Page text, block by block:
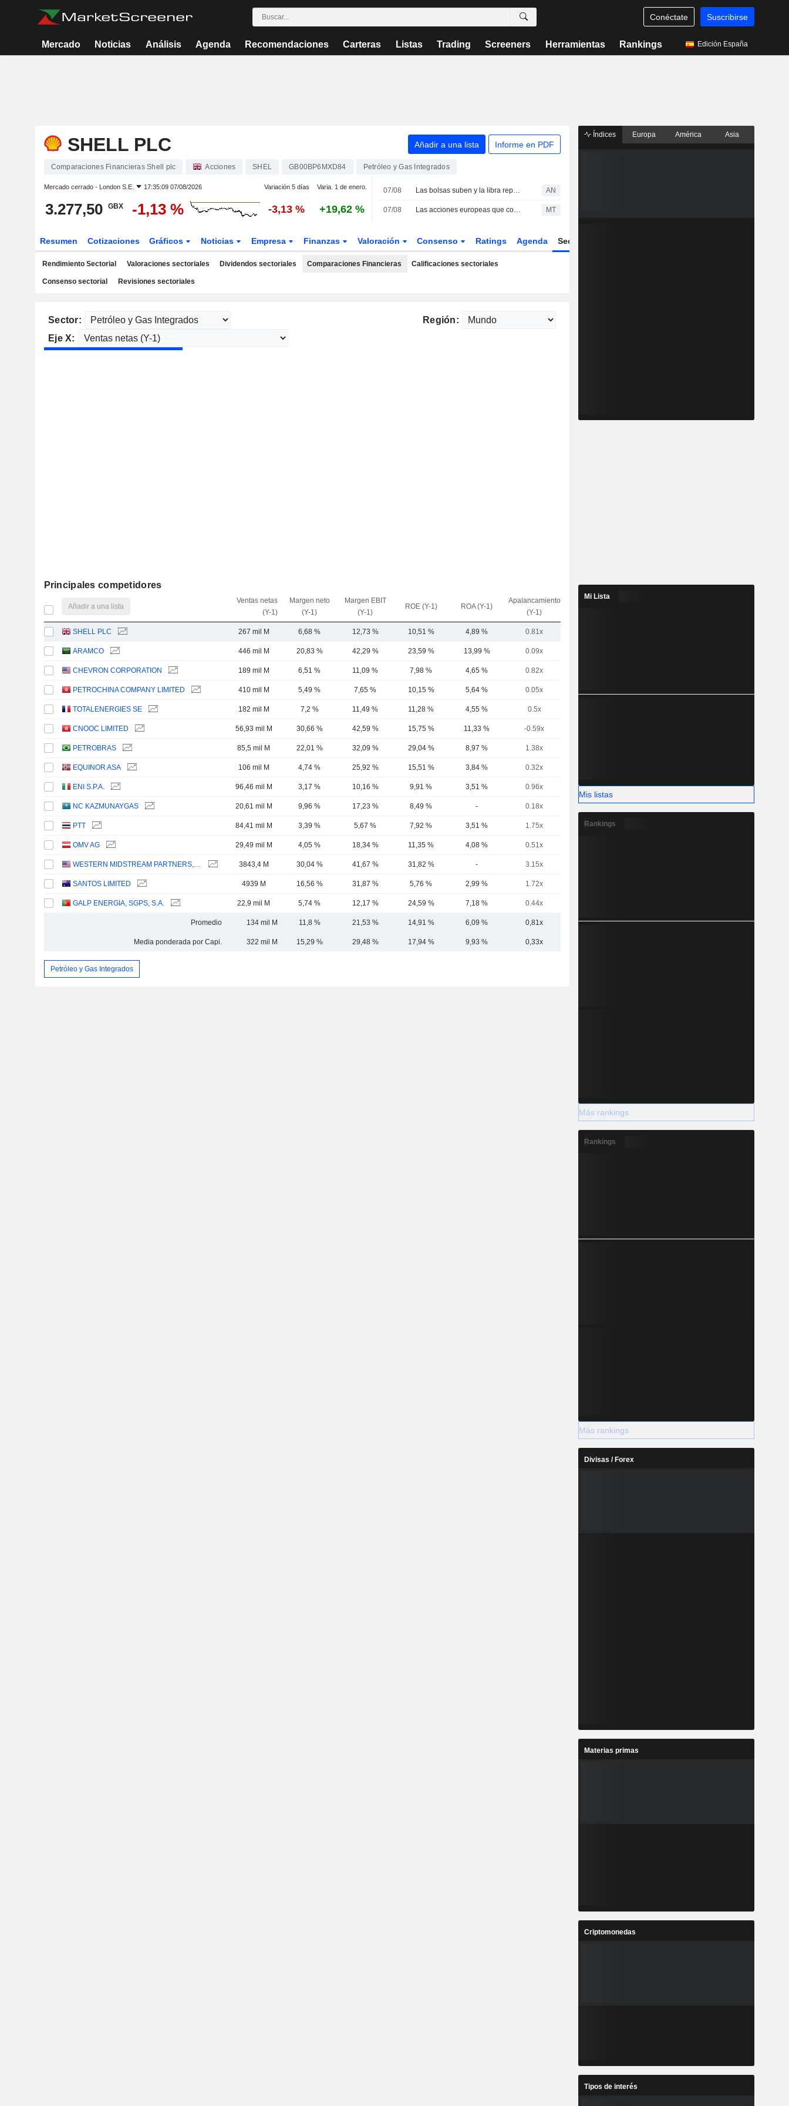
Conéctate Suscribirse
Mercado Noticias Análisis Agenda Recomendaciones Carteras Listas Trading Screeners Herramientas Rankings Edición España
SHELL PLC Añadir a una lista Informe en PDF
Comparaciones Financieras Shell plc Acciones SHEL GB00BP6MXD84 Petróleo y Gas Integrados
Mercado cerrado - London S.E. 17:35:09 07/08/2026 Variación 5 días Varia. 1 de enero.
3.277,50 GBX -1,13 % -3,13 % +19,62 %
07/08 Las bolsas suben y la libra repunta tras la inesperada caída del empleo en EE. UU. AN
07/08 Las acciones europeas que cotizan en EE. UU. como American Depositary Receipts suben en la sesión del viernes MT
Resumen Cotizaciones Gráficos Noticias Empresa Finanzas Valoración Consenso Ratings Agenda Sector
Rendimiento Sectorial Valoraciones sectoriales Dividendos sectoriales Comparaciones Financieras Calificaciones sectoriales
Consenso sectorial Revisiones sectoriales
Sector:
Región:
Eje X:
Principales competidores
Añadir a una lista
Ventas netas
(Y-1)
Margen neto
(Y-1)
Margen EBIT
(Y-1)
ROE (Y-1) ROA (Y-1)
Apalancamiento
(Y-1)
SHELL PLC 267 mil M 6,68 % 12,73 % 10,51 % 4,89 % 0.81x
ARAMCO 446 mil M 20,83 % 42,29 % 23,59 % 13,99 % 0.09x
CHEVRON CORPORATION 189 mil M 6,51 % 11,09 % 7,98 % 4,65 % 0.82x
PETROCHINA COMPANY LIMITED 410 mil M 5,49 % 7,65 % 10,15 % 5,64 % 0.05x
TOTALENERGIES SE 182 mil M 7,2 % 11,49 % 11,28 % 4,55 % 0.5x
CNOOC LIMITED 56,93 mil M 30,66 % 42,59 % 15,75 % 11,33 % -0.59x
PETROBRAS 85,5 mil M 22,01 % 32,09 % 29,04 % 8,97 % 1.38x
EQUINOR ASA 106 mil M 4,74 % 25,92 % 15,51 % 3,84 % 0.32x
ENI S.P.A. 96,46 mil M 3,17 % 10,16 % 9,91 % 3,51 % 0.96x
NC KAZMUNAYGAS 20,61 mil M 9,96 % 17,23 % 8,49 % - 0.18x
PTT 84,41 mil M 3,39 % 5,67 % 7,92 % 3,51 % 1.75x
OMV AG 29,49 mil M 4,05 % 18,34 % 11,35 % 4,08 % 0.51x
WESTERN MIDSTREAM PARTNERS, LP 3843,4 M 30,04 % 41,67 % 31,82 % - 3.15x
SANTOS LIMITED 4939 M 16,56 % 31,87 % 5,76 % 2,99 % 1.72x
GALP ENERGIA, SGPS, S.A. 22,9 mil M 5,74 % 12,17 % 24,59 % 7,18 % 0.44x
Promedio 134 mil M 11,8 % 21,53 % 14,91 % 6,09 % 0,81x
Media ponderada por Capi. 322 mil M 15,29 % 29,48 % 17,94 % 9,93 % 0,33x
Petróleo y Gas Integrados
Índices Europa América Asia
Mi Lista
Mis listas
Rankings
Más rankings
Rankings
Más rankings
Divisas / Forex
Materias primas
Criptomonedas
Tipos de interés